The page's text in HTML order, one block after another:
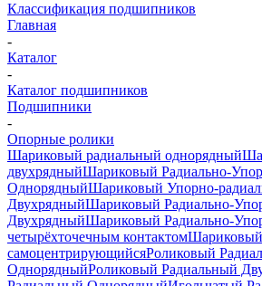
Классификация подшипников
Главная
-
Каталог
-
Каталог подшипников
Подшипники
-
Опорные ролики
Шариковый радиальный однорядный
двухрядныйШариковый Радиально-
ОднорядныйШариковый Упорно-
ДвухрядныйШариковый Радиально-
ДвухрядныйШариковый Радиально-
четырёхточечным контактом
самоцентрирующийсяРоликовый
ОднорядныйРоликовый Радиальный